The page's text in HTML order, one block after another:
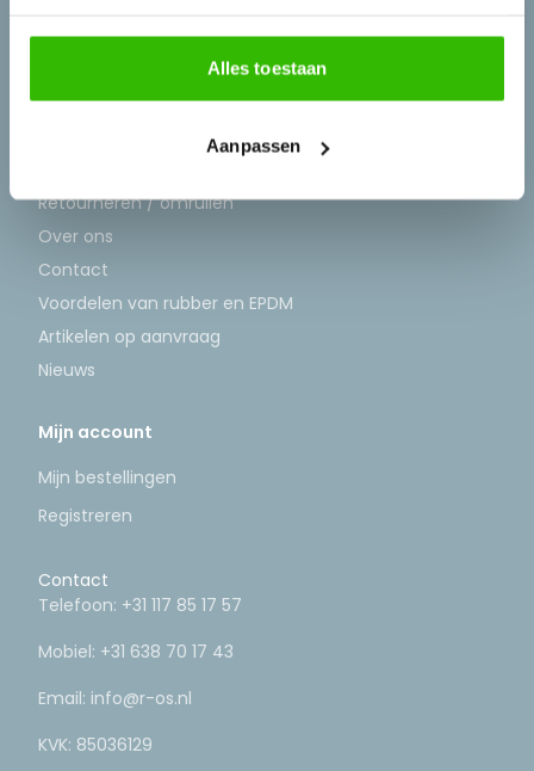
Alles toestaan
Aanpassen
Retourneren / omruilen
Over ons
Contact
Voordelen van rubber en EPDM
Artikelen op aanvraag
Nieuws
Mijn account
Mijn bestellingen
Registreren
Contact
Telefoon: +31 117 85 17 57
Mobiel: +31 638 70 17 43
Email: info@r-os.nl
KVK: 85036129